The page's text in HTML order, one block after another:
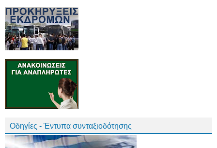
Οδηγίες - Έντυπα συνταξιοδότησης